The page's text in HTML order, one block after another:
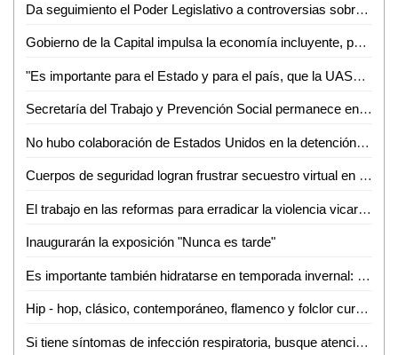
Da seguimiento el Poder Legislativo a controversias sobre la ley electoral presentadas en la Suprema Corte de Justicia de la Nación
Gobierno de la Capital impulsa la economía incluyente, para personas en situación vulnerable
"Es importante para el Estado y para el país, que la UASLP cumpla 100 años de vida autónoma y productiva": Dr. Alejandro Javier Zermeño Guerra
Secretaría del Trabajo y Prevención Social permanece en funcionamiento: Lorenzo Estrada
No hubo colaboración de Estados Unidos en la detención de Ovidio Guzmán: AMLO
Cuerpos de seguridad logran frustrar secuestro virtual en Rioverde
El trabajo en las reformas para erradicar la violencia vicaria continúa hasta evitar el daño que se provoca a las mujeres y sus hijos e hijas
Inaugurarán la exposición "Nunca es tarde"
Es importante también hidratarse en temporada invernal: IMSS San Luis Potosí
Hip - hop, clásico, contemporáneo, flamenco y folclor cursos en el IPBA
Si tiene síntomas de infección respiratoria, busque atención médica